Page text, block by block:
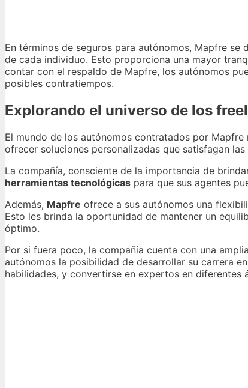
En términos de seguros para autónomos, Mapfre
de cada individuo. Esto proporciona una mayor
contar con el respaldo de Mapfre, los autónomos
posibles contratiempos.
Explorando el universo de los
El mundo de los autónomos contratados por
ofrecer soluciones personalizadas que satisfagan
La compañía, consciente de la importancia de
herramientas tecnológicas para que sus agentes
Además, Mapfre ofrece a sus autónomos una
Esto les brinda la oportunidad de mantener un
óptimo.
Por si fuera poco, la compañía cuenta con una
autónomos la posibilidad de desarrollar su carrera
habilidades, y convertirse en expertos en diferentes